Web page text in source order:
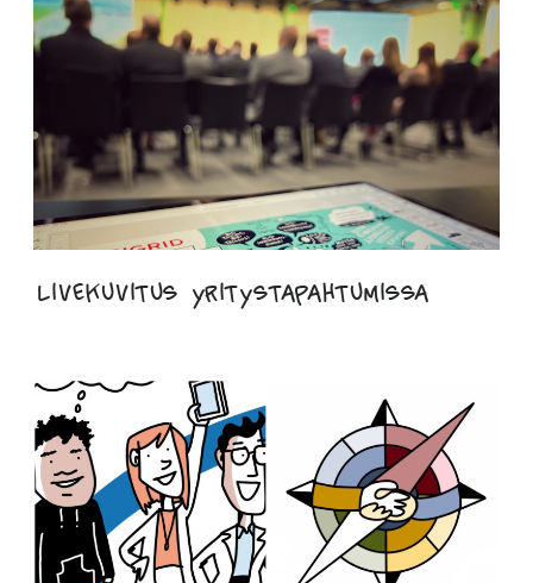
Livekuvitus yritystapahtumissa